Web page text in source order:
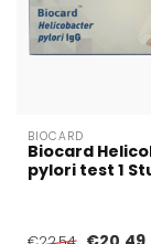
BIOCARD
Biocard
pylori test 1